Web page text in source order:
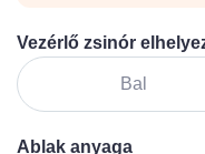
Vezérlő zsinór
Bal
Ablak anyaga